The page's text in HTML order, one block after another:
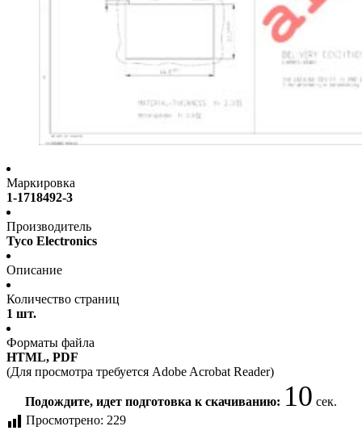
Маркировка
1-1718492-3
Производитель
Tyco Electronics
Описание
Количество страниц
1 шт.
Форматы файла
HTML, PDF
(Для просмотра требуется Adobe Acrobat Reader)
Подождите, идет подготовка к скачиванию: 10 сек.
Просмотрено: 229